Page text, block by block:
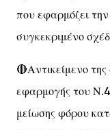
που εφαρμόζει την
συγκεκριμένο
🔴Αντικείμενο
εφαρμογής του
μείωσης φόρου